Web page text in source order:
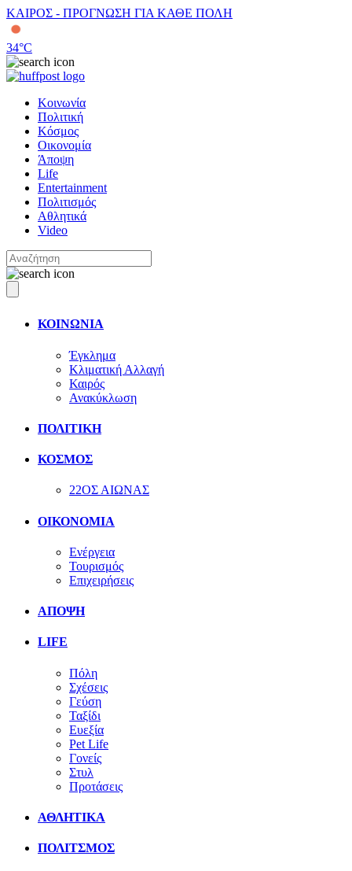
ΚΑΙΡΟΣ - ΠΡΟΓΝΩΣΗ ΓΙΑ ΚΑΘΕ ΠΟΛΗ
34°C
Κοινωνία
Πολιτική
Κόσμος
Οικονομία
Άποψη
Life
Entertainment
Πολιτισμός
Αθλητικά
Video
ΚΟΙΝΩΝΙΑ
Έγκλημα
Κλιματική Αλλαγή
Καιρός
Ανακύκλωση
ΠΟΛΙΤΙΚΗ
ΚΟΣΜΟΣ
22ΟΣ ΑΙΩΝΑΣ
ΟΙΚΟΝΟΜΙΑ
Ενέργεια
Τουρισμός
Επιχειρήσεις
ΑΠΟΨΗ
LIFE
Πόλη
Σχέσεις
Γεύση
Ταξίδι
Ευεξία
Pet Life
Γονείς
Στυλ
Προτάσεις
ΑΘΛΗΤΙΚΑ
ΠΟΛΙΤΣΜΟΣ